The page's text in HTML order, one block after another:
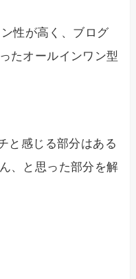
性が高く、ブログ
たオールインワン型
と感じる部分はある
、と思った部分を解